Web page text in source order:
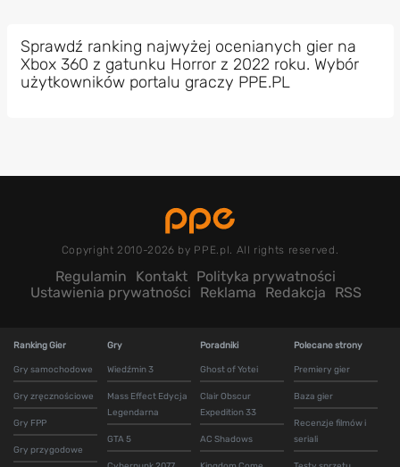
Sprawdź ranking najwyżej ocenianych gier na
Xbox 360 z gatunku Horror z 2022 roku. Wybór
użytkowników portalu graczy PPE.PL
Copyright 2010-2026 by PPE.pl. All rights reserved.
Regulamin Kontakt Polityka prywatności
Ustawienia prywatności
Reklama Redakcja RSS
Ranking Gier
Gry samochodowe
Gry zręcznościowe
Gry FPP
Gry przygodowe
Gry
Wiedźmin 3
Mass Effect Edycja
Legendarna
GTA 5
Poradniki
Ghost of Yotei
Clair Obscur
Expedition 33
AC Shadows
Polecane strony
Premiery gier
Baza gier
Recenzje filmów i
seriali